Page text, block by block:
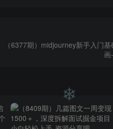
（6377期）midjourney新手入门
画